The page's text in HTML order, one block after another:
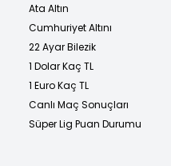
Ata Altın
Cumhuriyet Altını
22 Ayar Bilezik
1 Dolar Kaç TL
1 Euro Kaç TL
Canlı Maç Sonuçları
Süper Lig Puan Durumu